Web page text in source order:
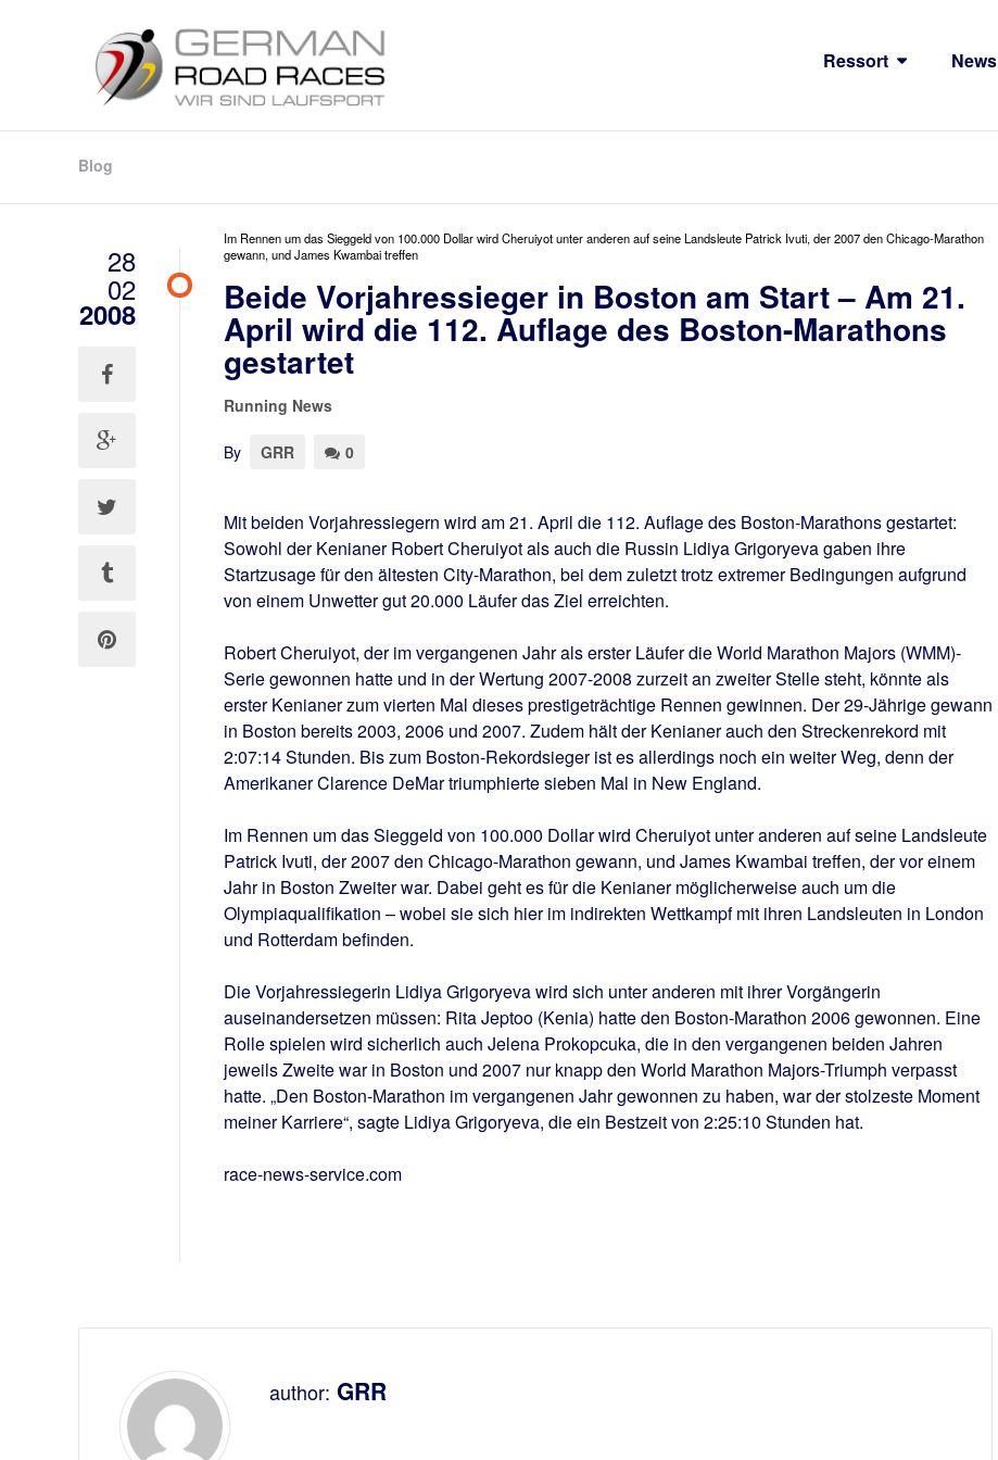
Ressort News
Blog
28
02
2008
Im Rennen um das Sieggeld von 100.000 Dollar wird Cheruiyot unter anderen auf seine Landsleute Patrick Ivuti, der 2007 den Chicago-Marathon
gewann, und James Kwambai treffen
Beide Vorjahressieger in Boston am Start – Am 21.
April wird die 112. Auflage des Boston-Marathons
gestartet
Running News
By GRR 0
Mit beiden Vorjahressiegern wird am 21. April die 112. Auflage des Boston-Marathons gestartet:
Sowohl der Kenianer Robert Cheruiyot als auch die Russin Lidiya Grigoryeva gaben ihre
Startzusage für den ältesten City-Marathon, bei dem zuletzt trotz extremer Bedingungen aufgrund
von einem Unwetter gut 20.000 Läufer das Ziel erreichten.
Robert Cheruiyot, der im vergangenen Jahr als erster Läufer die World Marathon Majors (WMM)-
Serie gewonnen hatte und in der Wertung 2007-2008 zurzeit an zweiter Stelle steht, könnte als
erster Kenianer zum vierten Mal dieses prestigeträchtige Rennen gewinnen. Der 29-Jährige gewann
in Boston bereits 2003, 2006 und 2007. Zudem hält der Kenianer auch den Streckenrekord mit
2:07:14 Stunden. Bis zum Boston-Rekordsieger ist es allerdings noch ein weiter Weg, denn der
Amerikaner Clarence DeMar triumphierte sieben Mal in New England.
Im Rennen um das Sieggeld von 100.000 Dollar wird Cheruiyot unter anderen auf seine Landsleute
Patrick Ivuti, der 2007 den Chicago-Marathon gewann, und James Kwambai treffen, der vor einem
Jahr in Boston Zweiter war. Dabei geht es für die Kenianer möglicherweise auch um die
Olympiaqualifikation – wobei sie sich hier im indirekten Wettkampf mit ihren Landsleuten in London
und Rotterdam befinden.
Die Vorjahressiegerin Lidiya Grigoryeva wird sich unter anderen mit ihrer Vorgängerin
auseinandersetzen müssen: Rita Jeptoo (Kenia) hatte den Boston-Marathon 2006 gewonnen. Eine
Rolle spielen wird sicherlich auch Jelena Prokopcuka, die in den vergangenen beiden Jahren
jeweils Zweite war in Boston und 2007 nur knapp den World Marathon Majors-Triumph verpasst
hatte. „Den Boston-Marathon im vergangenen Jahr gewonnen zu haben, war der stolzeste Moment
meiner Karriere“, sagte Lidiya Grigoryeva, die ein Bestzeit von 2:25:10 Stunden hat.
race-news-service.com
author: GRR